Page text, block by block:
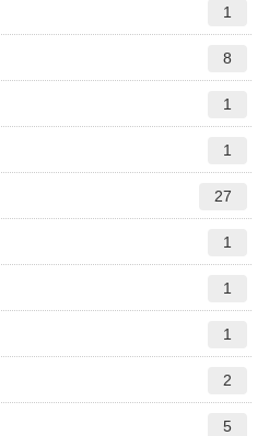
1
8
1
1
27
1
1
1
2
5